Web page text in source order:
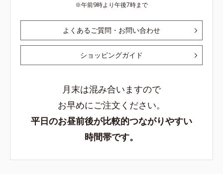
午前9時より午後7時まで
よくあるご質問・お問い合わせ
ショッピングガイド
月末は混み合いますので
お早めにご注文ください。
平日のお昼前後が比較的つながりやすい
時間帯です。